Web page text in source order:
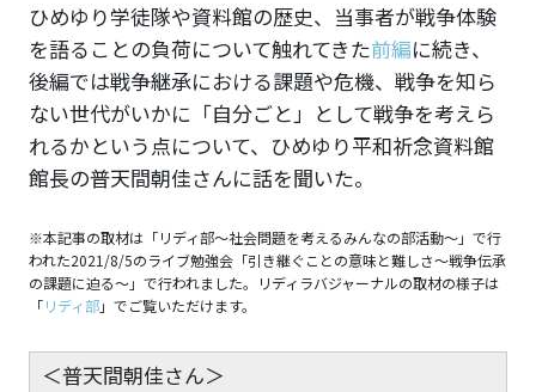
ひめゆり学徒隊や資料館の歴史、当事者が戦争体験
を語ることの負荷について触れてきた前編に続き、
後編では戦争継承における課題や危機、戦争を知ら
ない世代がいかに「自分ごと」として戦争を考えら
れるかという点について、ひめゆり平和祈念資料館
館長の普天間朝佳さんに話を聞いた。
※本記事の取材は「リディ部〜社会問題を考えるみんなの部活動〜」で行
われた2021/8/5のライブ勉強会「引き継ぐことの意味と難しさ～戦争伝承
の課題に迫る～」で行われました。リディラバジャーナルの取材の様子は
「リディ部」でご覧いただけます。
＜普天間朝佳さん＞